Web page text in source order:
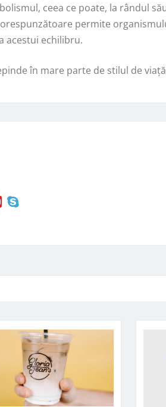
ceea ce poate, la rândul
permite
acestui echilibru.
în mare parte de stilul de